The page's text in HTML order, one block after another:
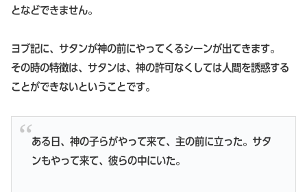
となどできません。
ヨブ記に、サタンが神の前にやってくるシーンが出てきます。
その時の特徴は、サタンは、神の許可なくしては人間を誘惑する
ことができないということです。
ある日、神の子らがやって来て、主の前に立った。サタ
ンもやって来て、彼らの中にいた。